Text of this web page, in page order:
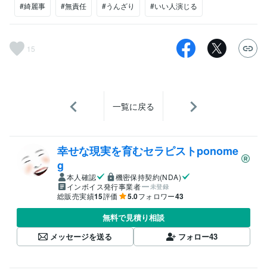
#綺麗事 #無責任 #うんざり #いい人演じる
15
一覧に戻る
幸せな現実を育むセラピストponome
g
本人確認
機密保持契約(NDA)
インボイス発行事業者
未登録
総販売実績15評価 5.0フォロワー43
無料で見積り相談
メッセージを送る
フォロー43